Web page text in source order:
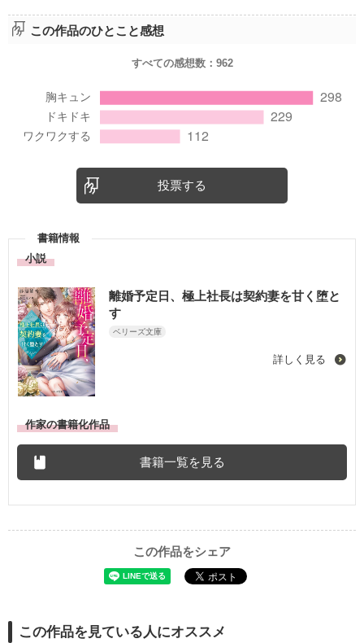
さすが和也さん！！
楽しみにしています。
これからもよろしくお願いいたします！
この作品のひとこと感想
すべての感想数： 962
投票する
書籍情報
小説
離婚予定日、極上社長は契約妻を甘く堕と
す
ベリーズ文庫
詳しく見る
作家の書籍化作品
書籍一覧を見る
この作品をシェア
この作品を見ている人にオススメ